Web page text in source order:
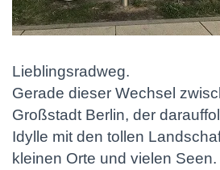
Lieblingsradweg.
Gerade dieser Wechsel
Großstadt Berlin, der
Idylle mit den tollen
kleinen Orte und vielen